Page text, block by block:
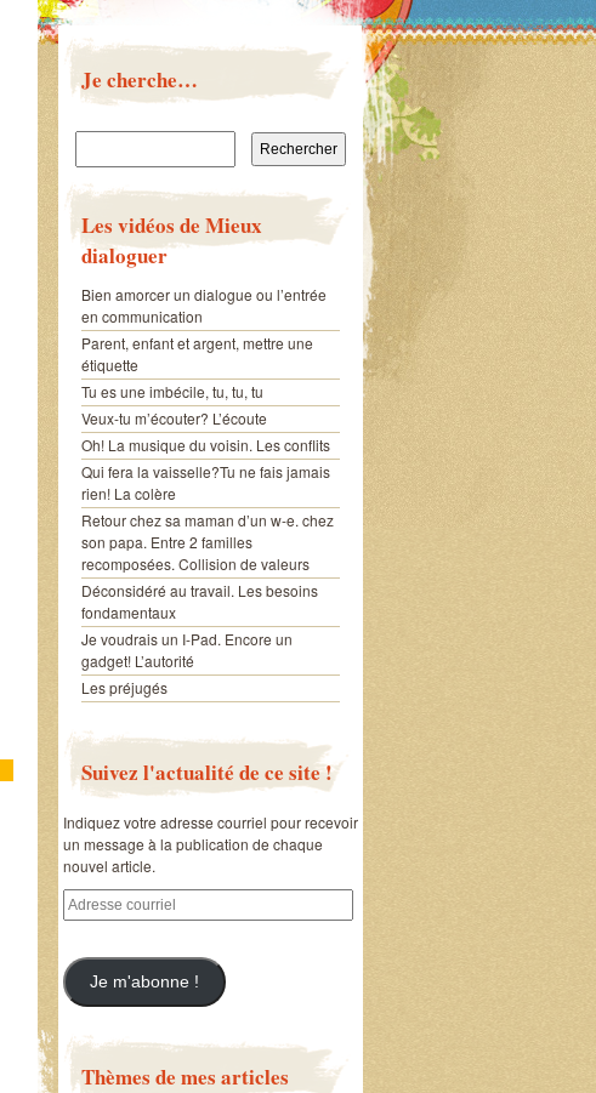
Je cherche…
Rechercher :
Les vidéos de Mieux
dialoguer
Bien amorcer un dialogue ou l’entrée
en communication
Parent, enfant et argent, mettre une
étiquette
Tu es une imbécile, tu, tu, tu
Veux-tu m’écouter? L’écoute
Oh! La musique du voisin. Les conflits
Qui fera la vaisselle?Tu ne fais jamais
rien! La colère
Retour chez sa maman d’un w-e. chez
son papa. Entre 2 familles
recomposées. Collision de valeurs
Déconsidéré au travail. Les besoins
fondamentaux
Je voudrais un I-Pad. Encore un
gadget! L’autorité
Les préjugés
Suivez l'actualité de ce site !
Indiquez votre adresse courriel pour recevoir
un message à la publication de chaque
nouvel article.
Adresse
courriel
Je m'abonne !
Thèmes de mes articles